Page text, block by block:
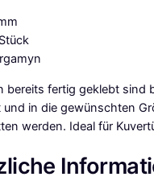
bereits fertig geklebt sind
und in die gewünschten
werden. Ideal für